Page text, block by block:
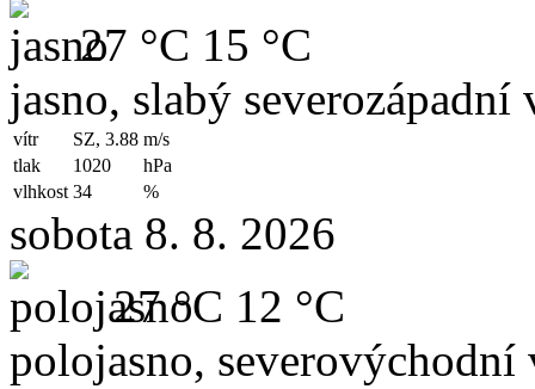
27 °C 15 °C
jasno, slabý severozápadní
vítr SZ, 3.88 m/s
tlak
1020
hPa
vlhkost 34 %
sobota 8. 8. 2026
27 °C 12 °C
polojasno, severovýchodní